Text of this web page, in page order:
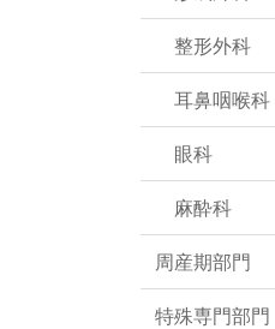
整形外科
耳鼻咽喉科
眼科
麻酔科
周産期部門
特殊専門部門